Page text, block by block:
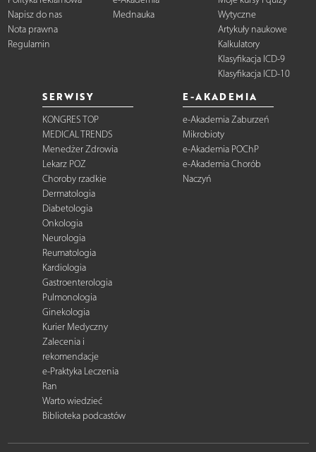
Napisz do nas
Nota prawna
Regulamin
Mednauka
Wytyczne
Artykuły naukowe
Kalkulatory
Klasyfikacja ICD-9
Klasyfikacja ICD-10
SERWISY
KONGRES TOP
MEDICAL TRENDS
Menedżer Zdrowia
Lekarz POZ
Choroby rzadkie
Dermatologia
Diabetologia
Onkologia
Neurologia
Reumatologia
Kardiologia
Gastroenterologia
Pulmonologia
Ginekologia
Kurier Medyczny
Zalecenia i
rekomendacje
e-Praktyka Leczenia
Ran
Warto wiedzieć
Biblioteka podcastów
E-AKADEMIA
e-Akademia Zaburzeń
Mikrobioty
e-Akademia POChP
e-Akademia Chorób
Naczyń